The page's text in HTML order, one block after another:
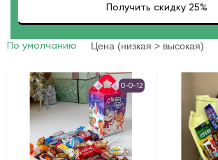
По умолчанию Цена (низкая > высокая)
0-0-12